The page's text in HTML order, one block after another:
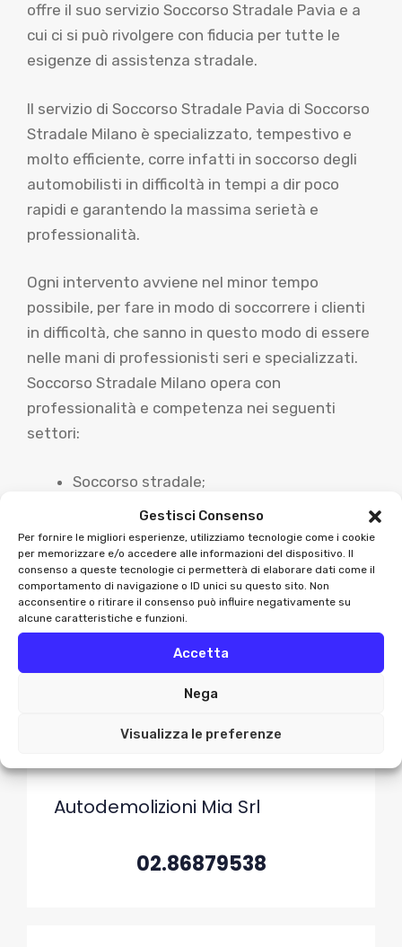
Gestisci Consenso
Per fornire le migliori esperienze, utilizziamo tecnologie come i cookie
per memorizzare e/o accedere alle informazioni del dispositivo. Il
consenso a queste tecnologie ci permetterà di elaborare dati come il
comportamento di navigazione o ID unici su questo sito. Non
acconsentire o ritirare il consenso può influire negativamente su
alcune caratteristiche e funzioni.
Accetta
Nega
Visualizza le preferenze
offre il suo servizio Soccorso Stradale Pavia e a
cui ci si può rivolgere con fiducia per tutte le
esigenze di assistenza stradale.
Il servizio di Soccorso Stradale Pavia di Soccorso
Stradale Milano è specializzato, tempestivo e
molto efficiente, corre infatti in soccorso degli
automobilisti in difficoltà in tempi a dir poco
rapidi e garantendo la massima serietà e
professionalità.
Ogni intervento avviene nel minor tempo
possibile, per fare in modo di soccorrere i clienti
in difficoltà, che sanno in questo modo di essere
nelle mani di professionisti seri e specializzati.
Soccorso Stradale Milano opera con
professionalità e competenza nei seguenti
settori:
Soccorso stradale;
Carrozzeria;
Gommista;
Centro revisioni
Siamo in grado di offrire servizi di qualità,
ottenuti attraverso la nostra lunga esperienza e
la continua ricerca di tecnologie e metodologie
efficienti e rapidi i nostri interventi.
Autodemolizioni Mia Srl
02.86879538